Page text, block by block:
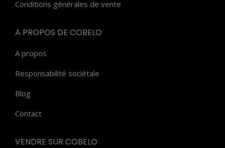
Conditions générales de vente
A PROPOS DE COBELO
A propos
Responsabilité sociétale
Blog
Contact
VENDRE SUR COBELO